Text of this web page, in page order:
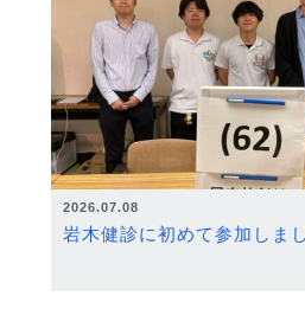
2026.07.08
岩木健診に初めて参加しま